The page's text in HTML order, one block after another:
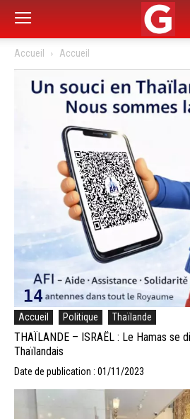
Accueil Accueil
Accueil Politique Thaïlande
THAÏLANDE – ISRAËL : Le Hamas se
Thaïlandais
Date de publication : 01/11/2023